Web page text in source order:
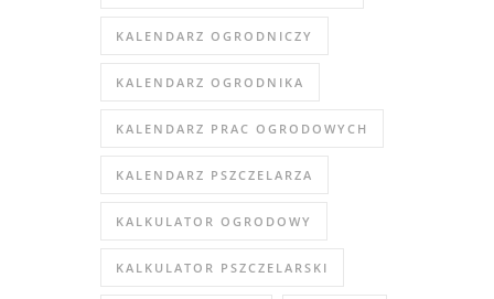
KALENDARZ OGRODNICZY
KALENDARZ OGRODNIKA
KALENDARZ PRAC OGRODOWYCH
KALENDARZ PSZCZELARZA
KALKULATOR OGRODOWY
KALKULATOR PSZCZELARSKI